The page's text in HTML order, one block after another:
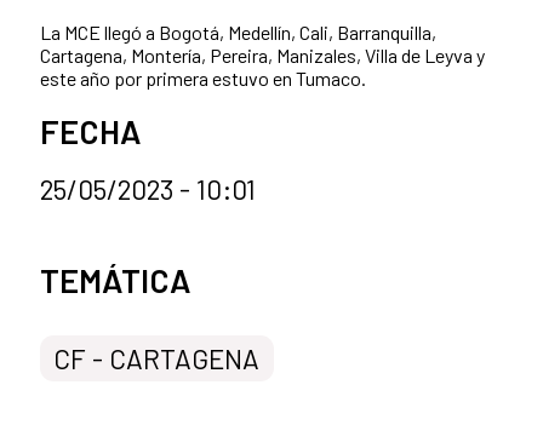
La MCE llegó a Bogotá, Medellín, Cali, Barranquilla,
Cartagena, Montería, Pereira, Manizales, Villa de Leyva y
este año por primera estuvo en Tumaco.
FECHA
25/05/2023 - 10:01
Categorías de la noticia
TEMÁTICA
CF - CARTAGENA